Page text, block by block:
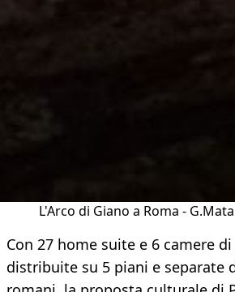
L'Arco di Giano a Roma -
Con 27 home suite e 6 camere
distribuite su 5 piani e separate